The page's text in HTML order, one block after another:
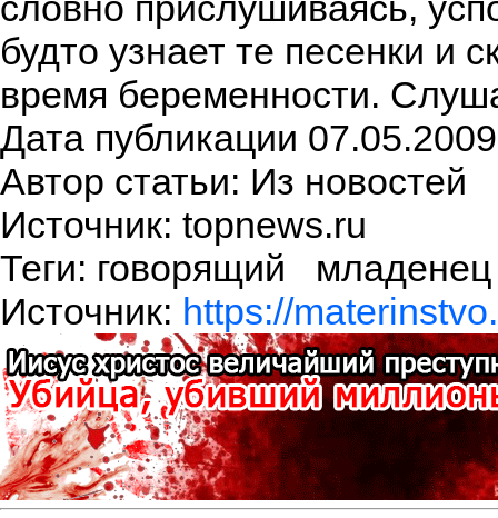
будто узнает те песенки и
время беременности.
Дата публикации 07.05.2009
Автор статьи: Из новостей
Источник: topnews.ru
Теги: говорящий
Источник: https://